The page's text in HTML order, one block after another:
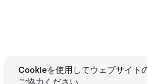
Cookieを使用してウェブサイト
ご協力ください